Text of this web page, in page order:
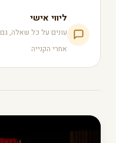
ליווי אישי
עונים על כל שאלה, גם
אחרי הקנייה